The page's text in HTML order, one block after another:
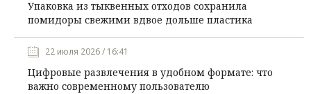
Упаковка из тыквенных отходов сохранила
помидоры свежими вдвое дольше пластика
22 июля 2026 / 16:41
Цифровые развлечения в удобном формате: что
важно современному пользователю